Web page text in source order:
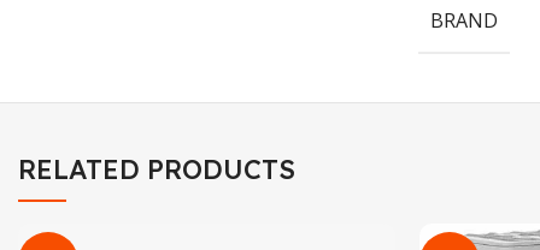
BRAND
RELATED PRODUCTS